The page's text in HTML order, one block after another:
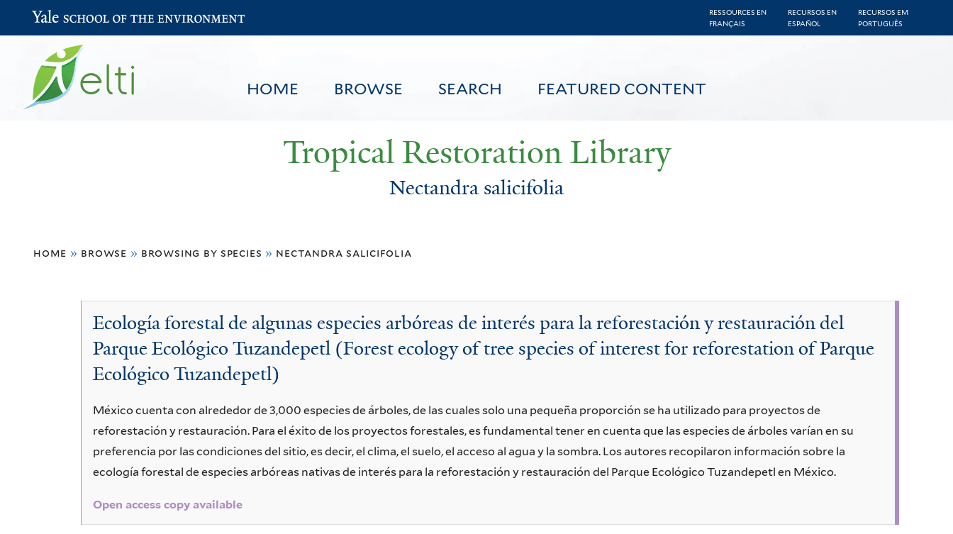
to
content
RESSOURCES EN
FRANÇAIS
RECURSOS EN
ESPAÑOL
RECURSOS EM
PORTUGUÊS
HOME BROWSE SEARCH FEATURED CONTENT
Yale School of the Environment
Tropical Restoration Library
Nectandra salicifolia
are
home » browse » browsing by species » nectandra salicifolia
Nectandra
salicifolia
Ecología forestal de algunas especies arbóreas de interés para la reforestación y restauración del
Parque Ecológico Tuzandepetl (Forest ecology of tree species of interest for reforestation of Parque
Ecológico Tuzandepetl)
México cuenta con alrededor de 3,000 especies de árboles, de las cuales solo una pequeña proporción se ha utilizado para proyectos de
reforestación y restauración. Para el éxito de los proyectos forestales, es fundamental tener en cuenta que las especies de árboles varían en su
preferencia por las condiciones del sitio, es decir, el clima, el suelo, el acceso al agua y la sombra. Los autores recopilaron información sobre la
ecología forestal de especies arbóreas nativas de interés para la reforestación y restauración del Parque Ecológico Tuzandepetl en México.
Open access copy available